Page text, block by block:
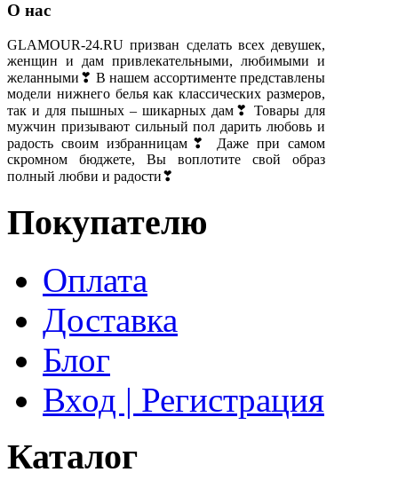
О нас
GLAMOUR-24.RU призван сделать всех девушек,
женщин и дам привлекательными, любимыми и
желанными❣ В нашем ассортименте представлены
модели нижнего белья как классических размеров,
так и для пышных – шикарных дам❣ Товары для
мужчин призывают сильный пол дарить любовь и
радость своим избранницам❣ Даже при самом
скромном бюджете, Вы воплотите свой образ
полный любви и радости❣
Покупателю
Оплата
Доставка
Блог
Вход | Регистрация
Каталог